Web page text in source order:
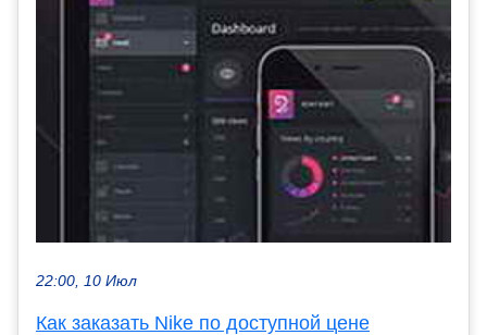
22:00, 10 Июл
Как заказать Nike по доступной цене